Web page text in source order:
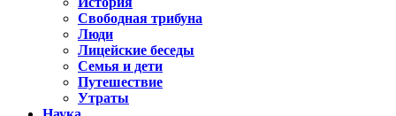
Свободная трибуна
Люди
Лицейские беседы
Семья и дети
Путешествие
Утраты